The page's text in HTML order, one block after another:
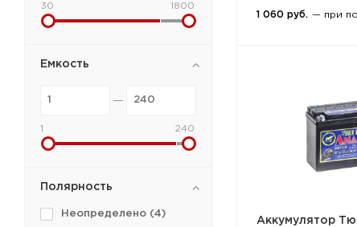
1 060 руб. — при
Аккумулятор
30 1800
Емкость
1 240
Полярность
Неопределено (4)